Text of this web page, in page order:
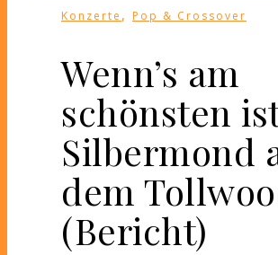
Konzerte , Pop & Crossover
Wenn’s am
schönsten
Silbermond
dem
(Bericht)